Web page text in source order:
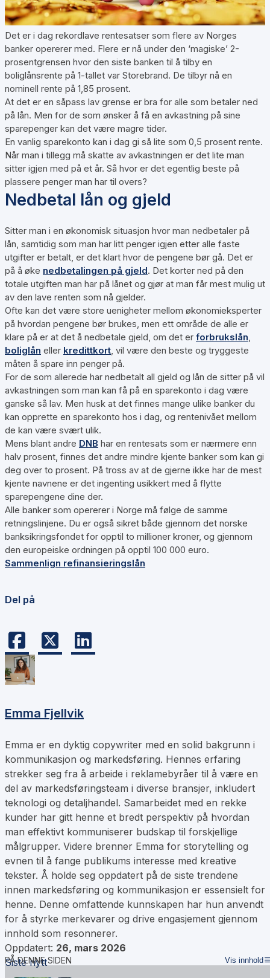
Det er i dag rekordlave rentesatser som flere av Norges
banker opererer med. Flere er nå under den ‘magiske’ 2-
prosentgrensen hvor den siste banken til å tilby en
boliglånsrente på 1-tallet var Storebrand. De tilbyr nå en
nominell rente på 1,85 prosent.
At det er en såpass lav grense er bra for alle som betaler ned
på lån. Men for de som ønsker å få en avkastning på sine
sparepenger kan det være magre tider.
En vanlig sparekonto kan i dag gi så lite som 0,5 prosent rente.
Når man i tillegg må skatte av avkastningen er det lite man
sitter igjen med på et år. Så hvor er det egentlig beste på
plassere penger man har til overs?
Nedbetal lån og gjeld
Sitter man i en økonomisk situasjon hvor man nedbetaler på
lån, samtidig som man har litt penger igjen etter alle faste
utgifter er betalt, er det klart hvor de pengene bør gå. Det er
på å øke nedbetalingen på gjeld. Det korter ned på den
totale utgiften man har på lånet og gjør at man får mest mulig ut
av den lave renten som nå gjelder.
Ofte kan det være store uenigheter mellom økonomieksperter
på hvordan pengene bør brukes, men ett område de alle er
klare på er at det å nedbetale gjeld, om det er forbrukslån,
boliglån eller kredittkort, vil være den beste og tryggeste
måten å spare inn penger på.
For de som allerede har nedbetalt all gjeld og lån de sitter på vil
avkastningen som man kan få på en sparekonto i dag være
ganske så lav. Men husk at det finnes mange ulike banker du
kan opprette en sparekonto hos i dag, og rentenivået mellom
de kan være svært ulik.
Mens blant andre DNB har en rentesats som er nærmere enn
halv prosent, finnes det andre mindre kjente banker som kan gi
deg over to prosent. På tross av at de gjerne ikke har de mest
kjente navnene er det ingenting usikkert med å flytte
sparepengene dine der.
Alle banker som opererer i Norge må følge de samme
retningslinjene. Du er også sikret både gjennom det norske
banksikringsfondet for opptil to millioner kroner, og gjennom
den europeiske ordningen på opptil 100 000 euro.
Sammenlign refinansieringslån
Del på
Emma Fjellvik
Emma er en dyktig copywriter med en solid bakgrunn i
kommunikasjon og markedsføring. Hennes erfaring
strekker seg fra å arbeide i reklamebyråer til å være en
del av markedsføringsteam i diverse bransjer, inkludert
teknologi og detaljhandel. Samarbeidet med en rekke
kunder har gitt henne et bredt perspektiv på hvordan
man effektivt kommuniserer budskap til forskjellige
målgrupper. Videre brenner Emma for storytelling og
evnen til å fange publikums interesse med kreative
tekster. Å holde seg oppdatert på de siste trendene
innen markedsføring og kommunikasjon er essensielt for
henne. Denne omfattende kunnskapen har hun anvendt
for å styrke merkevarer og drive engasjement gjennom
innhold som resonnerer.
Oppdatert: 26, mars 2026
PÅ DENNE SIDEN Vis innhold
Siste nytt